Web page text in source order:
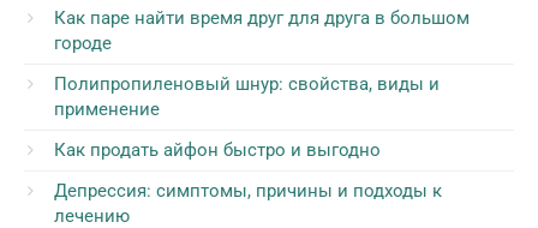
Как паре найти время друг для друга в большом
городе
Полипропиленовый шнур: свойства, виды и
применение
Как продать айфон быстро и выгодно
Депрессия: симптомы, причины и подходы к
лечению